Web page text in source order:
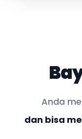
Anda
dan bisa